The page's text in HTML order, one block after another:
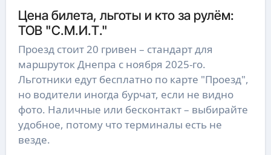
Цена билета, льготы и кто за рулём:
ТОВ "С.М.И.Т."
Проезд стоит 20 гривен – стандарт для
маршруток Днепра с ноября 2025-го.
Льготники едут бесплатно по карте "Проезд",
но водители иногда бурчат, если не видно
фото. Наличные или бесконтакт – выбирайте
удобное, потому что терминалы есть не
везде.